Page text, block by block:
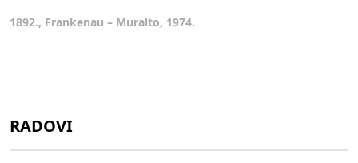
1892., Frankenau – Muralto, 1974.
RADOVI